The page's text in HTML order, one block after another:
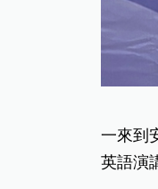
一來到
英語演